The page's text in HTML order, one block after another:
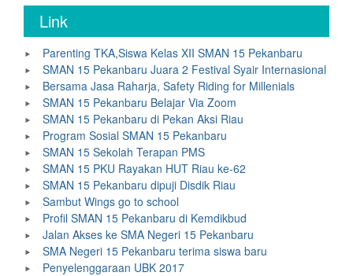
Link
Parenting TKA,Siswa Kelas XII SMAN 15 Pekanbaru
SMAN 15 Pekanbaru Juara 2 Festival Syair Internasional
Bersama Jasa Raharja, Safety Riding for Millenials
SMAN 15 Pekanbaru Belajar Via Zoom
SMAN 15 Pekanbaru di Pekan Aksi Riau
Program Sosial SMAN 15 Pekanbaru
SMAN 15 Sekolah Terapan PMS
SMAN 15 PKU Rayakan HUT Riau ke-62
SMAN 15 Pekanbaru dipuji Disdik Riau
Sambut Wings go to school
Profil SMAN 15 Pekanbaru di Kemdikbud
Jalan Akses ke SMA Negeri 15 Pekanbaru
SMA Negeri 15 Pekanbaru terima siswa baru
Penyelenggaraan UBK 2017